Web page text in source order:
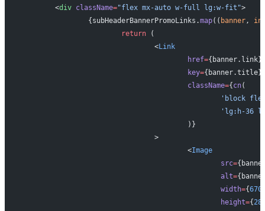
	<
div className="flex mx-auto w-full lg:w-fit">
		{subHeaderBannerPromoLinks.
map(( banner,
			return
(
				<
Link
					href
={banner.link}
					key
={banner.title}
					className
={ cn(
'block
'lg:h-
					)}
				>
					<
Image
						src
=
						alt
=
						width
={670
						height
={